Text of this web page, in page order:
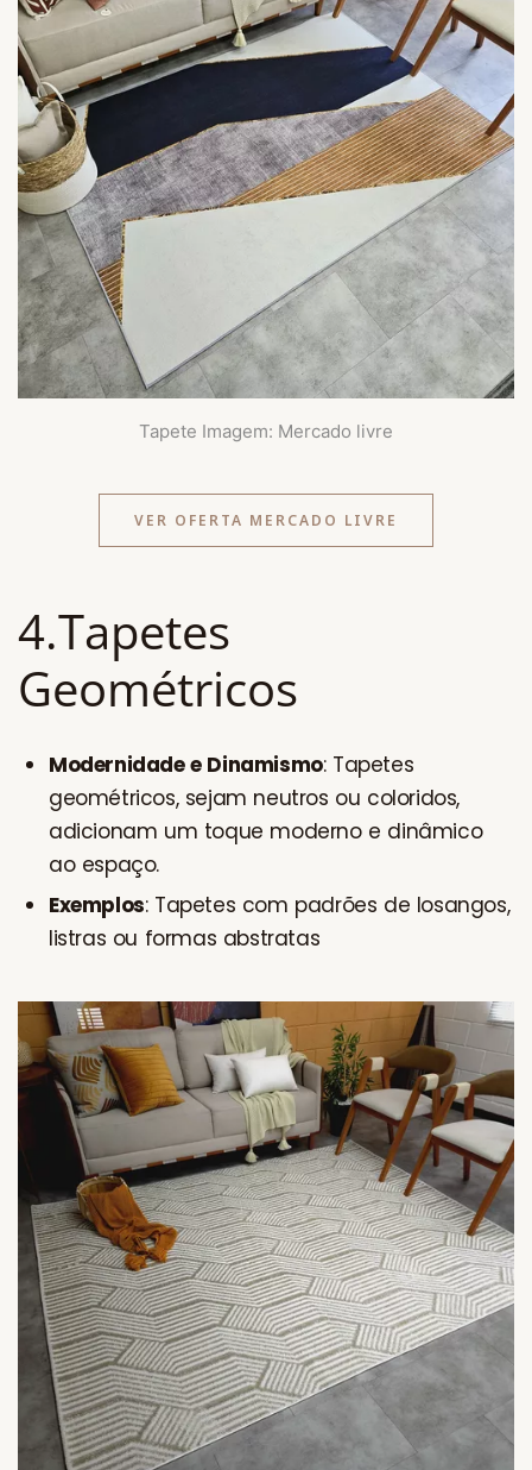
Tapete Imagem: Mercado livre
VER OFERTA MERCADO LIVRE
4.Tapetes
Geométricos
Modernidade e Dinamismo: Tapetes
geométricos, sejam neutros ou coloridos,
adicionam um toque moderno e dinâmico
ao espaço.
Exemplos: Tapetes com padrões de losangos,
listras ou formas abstratas